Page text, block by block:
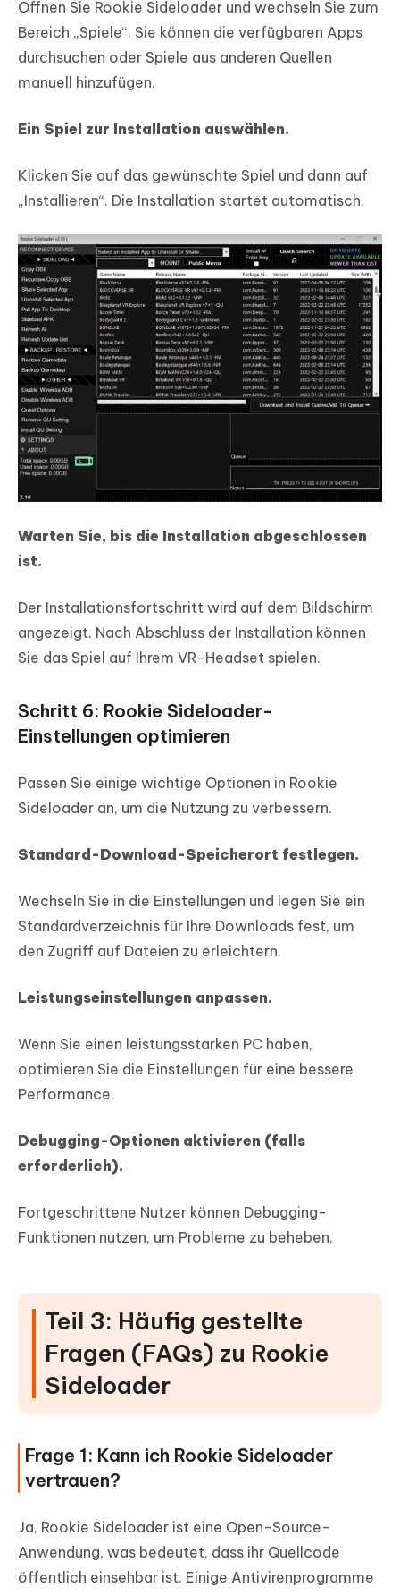
Öffnen Sie Rookie Sideloader und wechseln Sie zum
Bereich „Spiele“. Sie können die verfügbaren Apps
durchsuchen oder Spiele aus anderen Quellen
manuell hinzufügen.
Ein Spiel zur Installation auswählen.
Klicken Sie auf das gewünschte Spiel und dann auf
„Installieren“. Die Installation startet automatisch.
Warten Sie, bis die Installation abgeschlossen
ist.
Der Installationsfortschritt wird auf dem Bildschirm
angezeigt. Nach Abschluss der Installation können
Sie das Spiel auf Ihrem VR-Headset spielen.
Schritt 6: Rookie Sideloader-
Einstellungen optimieren
Passen Sie einige wichtige Optionen in Rookie
Sideloader an, um die Nutzung zu verbessern.
Standard-Download-Speicherort festlegen.
Wechseln Sie in die Einstellungen und legen Sie ein
Standardverzeichnis für Ihre Downloads fest, um
den Zugriff auf Dateien zu erleichtern.
Leistungseinstellungen anpassen.
Wenn Sie einen leistungsstarken PC haben,
optimieren Sie die Einstellungen für eine bessere
Performance.
Debugging-Optionen aktivieren (falls
erforderlich).
Fortgeschrittene Nutzer können Debugging-
Funktionen nutzen, um Probleme zu beheben.
Teil 3: Häufig gestellte
Fragen (FAQs) zu Rookie
Sideloader
Frage 1: Kann ich Rookie Sideloader
vertrauen?
Ja, Rookie Sideloader ist eine Open-Source-
Anwendung, was bedeutet, dass ihr Quellcode
öffentlich einsehbar ist. Einige Antivirenprogramme